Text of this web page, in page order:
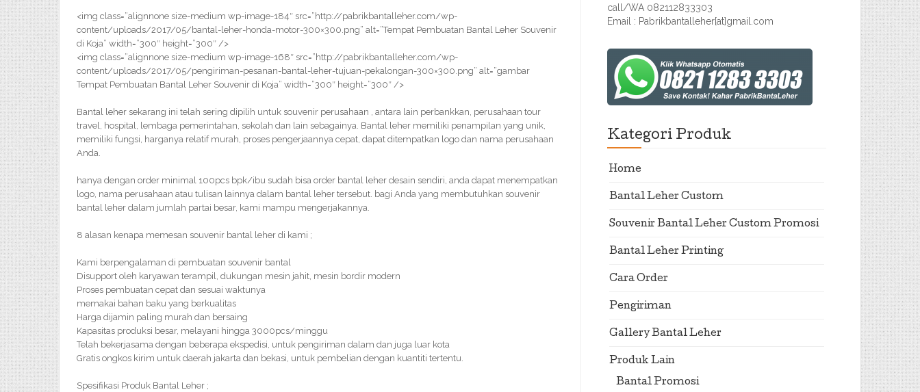
<img class=”alignnone size-medium wp-image-184″ src=”http://pabrikbantalleher.com/wp-
content/uploads/2017/05/bantal-leher-honda-motor-300×300.png” alt=”Tempat Pembuatan Bantal Leher Souvenir
di Koja” width=”300″ height=”300″ />
<img class=”alignnone size-medium wp-image-168″ src=”http://pabrikbantalleher.com/wp-
content/uploads/2017/05/pengiriman-pesanan-bantal-leher-tujuan-pekalongan-300×300.png” alt=”gambar
Tempat Pembuatan Bantal Leher Souvenir di Koja” width=”300″ height=”300″ />
Bantal leher sekarang ini telah sering dipilih untuk souvenir perusahaan , antara lain perbankkan, perusahaan tour
travel, hospital, lembaga pemerintahan, sekolah dan lain sebagainya. Bantal leher memiliki penampilan yang unik,
memiliki fungsi, harganya relatif murah, proses pengerjaannya cepat, dapat ditempatkan logo dan nama perusahaan
Anda.
hanya dengan order minimal 100pcs bpk/ibu sudah bisa order bantal leher desain sendiri, anda dapat menempatkan
logo, nama perusahaan atau tulisan lainnya dalam bantal leher tersebut. bagi Anda yang membutuhkan souvenir
bantal leher dalam jumlah partai besar, kami mampu mengerjakannya.
8 alasan kenapa memesan souvenir bantal leher di kami ;
Kami berpengalaman di pembuatan souvenir bantal
Disupport oleh karyawan terampil, dukungan mesin jahit, mesin bordir modern
Proses pembuatan cepat dan sesuai waktunya
memakai bahan baku yang berkualitas
Harga dijamin paling murah dan bersaing
Kapasitas produksi besar, melayani hingga 3000pcs/minggu
Telah bekerjasama dengan beberapa ekspedisi, untuk pengiriman dalam dan juga luar kota
Gratis ongkos kirim untuk daerah jakarta dan bekasi, untuk pembelian dengan kuantiti tertentu.
Spesifikasi Produk Bantal Leher ;
call/WA 082112833303
Email : Pabrikbantalleher[at]gmail.com
Kategori Produk
Home
Bantal Leher Custom
Souvenir Bantal Leher Custom Promosi
Bantal Leher Printing
Cara Order
Pengiriman
Gallery Bantal Leher
Produk Lain
Bantal Promosi